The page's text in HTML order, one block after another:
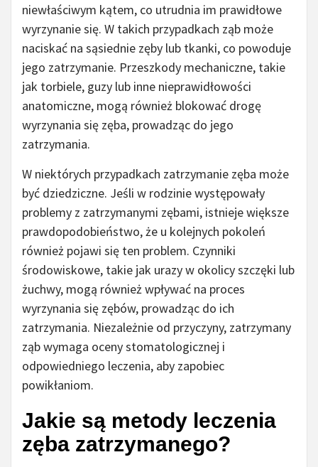
niewłaściwym kątem, co utrudnia im prawidłowe
wyrzynanie się. W takich przypadkach ząb może
naciskać na sąsiednie zęby lub tkanki, co powoduje
jego zatrzymanie. Przeszkody mechaniczne, takie
jak torbiele, guzy lub inne nieprawidłowości
anatomiczne, mogą również blokować drogę
wyrzynania się zęba, prowadząc do jego
zatrzymania.
W niektórych przypadkach zatrzymanie zęba może
być dziedziczne. Jeśli w rodzinie występowały
problemy z zatrzymanymi zębami, istnieje większe
prawdopodobieństwo, że u kolejnych pokoleń
również pojawi się ten problem. Czynniki
środowiskowe, takie jak urazy w okolicy szczęki lub
żuchwy, mogą również wpływać na proces
wyrzynania się zębów, prowadząc do ich
zatrzymania. Niezależnie od przyczyny, zatrzymany
ząb wymaga oceny stomatologicznej i
odpowiedniego leczenia, aby zapobiec
powikłaniom.
Jakie są metody leczenia
zęba zatrzymanego?